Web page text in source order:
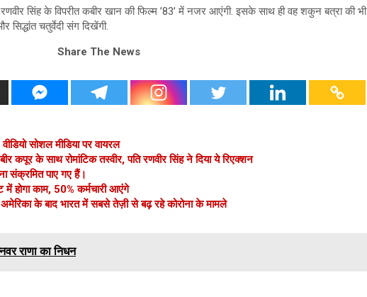
सिंह के विपरीत कबीर खान की फिल्म ’83’ में नजर आएंगी. इसके साथ ही वह शकुन बत्रा की भी
चतुर्वेदी संग दिखेंगी.
Share The News
सोशल मीडिया पर वायरल
कपूर के साथ रोमांटिक तस्वीर, पति रणवीर सिंह ने दिया ये रिएक्शन
संक्रमित पाए गए हैं।
काम, 50% कर्मचारी आएंगे
के बाद भारत में सबसे तेज़ी से बढ़ रहे कोरोना के मामले
राणा का निधन